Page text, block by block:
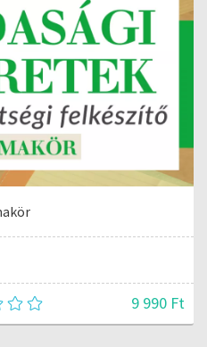
9 990 Ft